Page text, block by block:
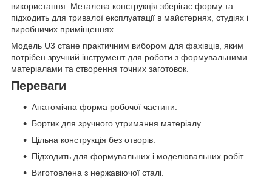
використання. Металева конструкція зберігає форму та
підходить для тривалої експлуатації в майстернях, студіях і
виробничих приміщеннях.
Модель U3 стане практичним вибором для фахівців, яким
потрібен зручний інструмент для роботи з формувальними
матеріалами та створення точних заготовок.
Переваги
Анатомічна форма робочої частини.
Бортик для зручного утримання матеріалу.
Цільна конструкція без отворів.
Підходить для формувальних і моделювальних робіт.
Виготовлена з нержавіючої сталі.